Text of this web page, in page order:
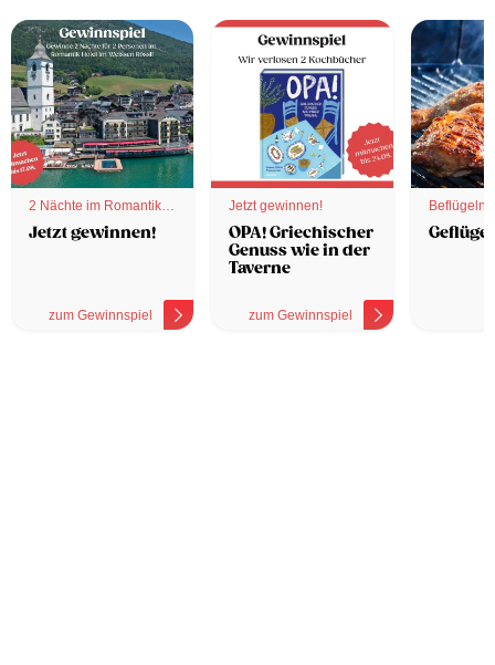
2 Nächte im Romantik
Hotel
Jetzt gewinnen!
zum Gewinnspiel
Jetzt gewinnen!
OPA! Griechischer
Genuss wie in der
Taverne
zum Gewinnspiel